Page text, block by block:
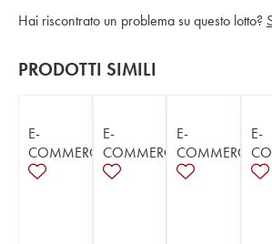
Hai riscontrato un problema su questo lotto?
PRODOTTI SIMILI
E-
COMMERCE
E-
COMMERCE
E-
COMMERCE
E-